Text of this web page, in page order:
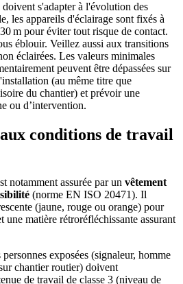
s'adapter à l'évolution des
les appareils d'éclairage sont fixés à
m pour éviter tout risque de contact.
éblouir. Veillez aussi aux transitions
éclairées. Les valeurs minimales
peuvent être dépassées sur
(au même titre que
du chantier) et prévoir une
ou d’intervention.
conditions de travail
notamment assurée par un vêtement
(norme EN ISO 20471). Il
(jaune, rouge ou orange) pour
matière rétroréfléchissante assurant
exposées (signaleur, homme
chantier routier) doivent
de travail de classe 3 (niveau de